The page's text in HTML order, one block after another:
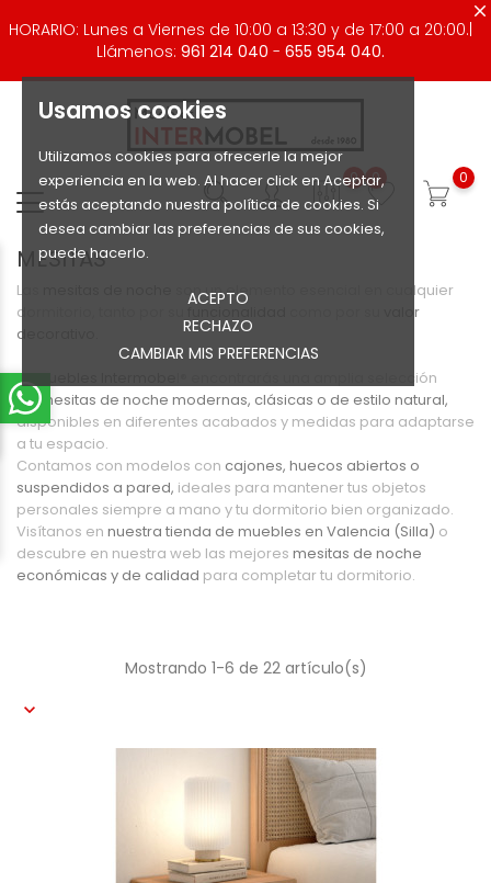
Usamos cookies
Utilizamos cookies para ofrecerle la mejor
experiencia en la web. Al hacer click en Aceptar,
estás aceptando nuestra política de cookies. Si
desea cambiar las preferencias de sus cookies,
puede hacerlo.
ACEPTO
RECHAZO
CAMBIAR MIS PREFERENCIAS
HORARIO: Lunes a Viernes de 10:00 a 13:30 y de 17:00 a 20:00.|
Llámenos: 961 214 040 - 655 954 040.
0 0 0
MESITAS
Las
son un elemento esencial en cualquier
dormitorio, tanto por su
valor
decorativo.
En
l® encontrarás una amplia selección
demesitas de noche modernas, clásicas o de estilo natural,
disponibles en diferentes acabados y medidas para adaptarse
a tu espacio.
Contamos con modelos con cajones, huecos abiertos o
suspendidos a pared, ideales para mantener tus objetos
personales siempre a mano y tu dormitorio bien organizado.
Visítanos en nuestra tienda de muebles en Valencia (Silla) o
descubre en nuestra web las mejores mesitas de noche
económicas y de calidad para completar tu dormitorio.
Mostrando 1-6 de 22 artículo(s)